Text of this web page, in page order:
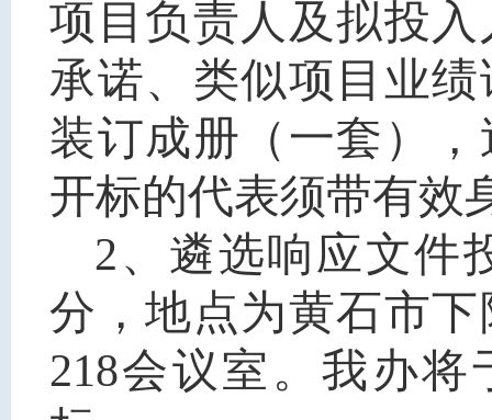
项目负责人及拟投
承诺、类似项目业
装订成册（一套）
开标的代表须带有效
2、遴选响应文件
分，地点为黄石市
218会议室。我办将